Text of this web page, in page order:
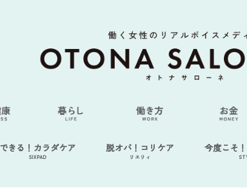
できる！カラダケア
SIXPAD
脱オバ！コリケア
リエリィ
今度こそ